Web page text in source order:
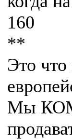
160
**
Это что
Мы